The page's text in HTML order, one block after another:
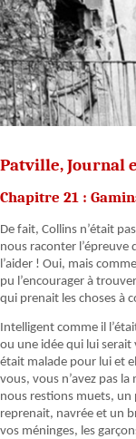
Patville, Journal
Chapitre 21 :
De fait, Collins n’était
nous raconter
l’aider ! Oui, mais
pu l’encourager à
qui prenait les choses à
Intelligent comme il
ou une idée qui lui serait
était malade pour lui et
vous, vous n’avez pas
nous restions muets, un
reprenait, navrée et un
vos méninges, les